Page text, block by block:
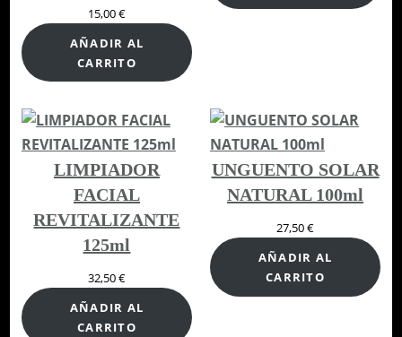
15,00€
AÑADIR AL
CARRITO
LIMPIADOR
FACIAL
REVITALIZANTE
125ml
32,50€
AÑADIR AL
CARRITO
UNGUENTO SOLAR
NATURAL 100ml
27,50€
AÑADIR AL
CARRITO